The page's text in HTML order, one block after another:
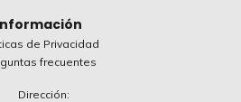
de Privacidad
frecuentes
Dirección: